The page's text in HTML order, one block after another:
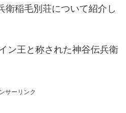
衛稲毛別荘について紹介し
ン王と称された神谷伝兵衛
サーリンク